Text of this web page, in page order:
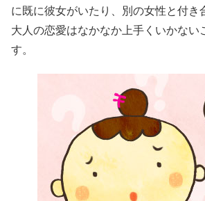
に既に彼女がいたり、別の女性と付き
大人の恋愛はなかなか上手くいかない
す。